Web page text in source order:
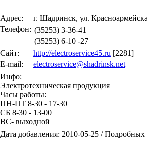
Адрес:
г. Шадринск, ул.
Телефон: (35253) 3-36-41
(35253) 6-10 -27
Сайт:
http://electroservice45.ru [2281]
E-mail:
electroservice@shadrinsk.net
Инфо:
Электротехническая продукция
Часы работы:
ПН-ПТ 8-30 - 17-30
СБ 8-30 - 13-00
ВС- выходной
Дата добавления: 2010-05-25 /